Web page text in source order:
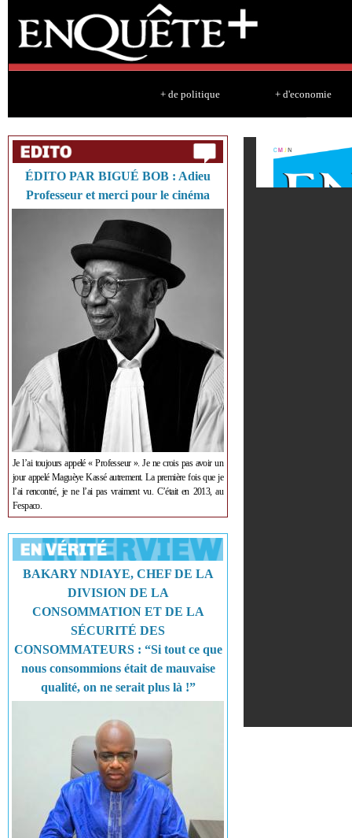
+ de politique + d'economie
ÉDITO PAR BIGUÉ BOB : Adieu
Professeur et merci pour le cinéma
Je l’ai toujours appelé « Professeur ». Je ne crois pas avoir un
jour appelé Maguèye Kassé autrement. La première fois que je
l’ai rencontré, je ne l’ai pas vraiment vu. C’était en 2013, au
Fespaco.
BAKARY NDIAYE, CHEF DE LA
DIVISION DE LA
CONSOMMATION ET DE LA
SÉCURITÉ DES
CONSOMMATEURS : “Si tout ce que
nous consommions était de mauvaise
qualité, on ne serait plus là !”